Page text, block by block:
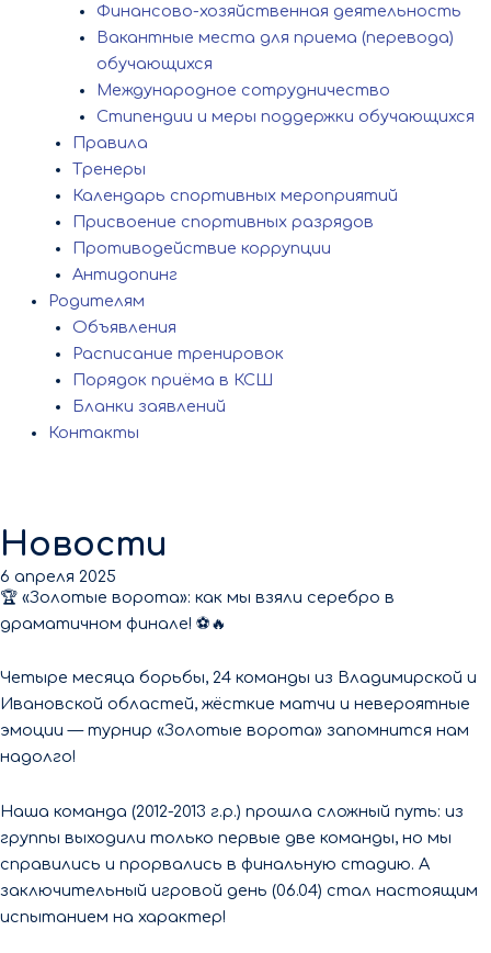
Финансово-хозяйственная деятельность
Вакантные места для приема (перевода)
обучающихся
Международное сотрудничество
Стипендии и меры поддержки обучающихся
Правила
Тренеры
Календарь спортивных мероприятий
Присвоение спортивных разрядов
Противодействие коррупции
Антидопинг
Родителям
Объявления
Расписание тренировок
Порядок приёма в КСШ
Бланки заявлений
Контакты
Новости
6 апреля 2025
🏆 «Золотые ворота»: как мы взяли серебро в
драматичном финале! ⚽🔥
Четыре месяца борьбы, 24 команды из Владимирской и
Ивановской областей, жёсткие матчи и невероятные
эмоции — турнир «Золотые ворота» запомнится нам
надолго!
Наша команда (2012-2013 г.р.) прошла сложный путь: из
группы выходили только первые две команды, но мы
справились и прорвались в финальную стадию. А
заключительный игровой день (06.04) стал настоящим
испытанием на характер!